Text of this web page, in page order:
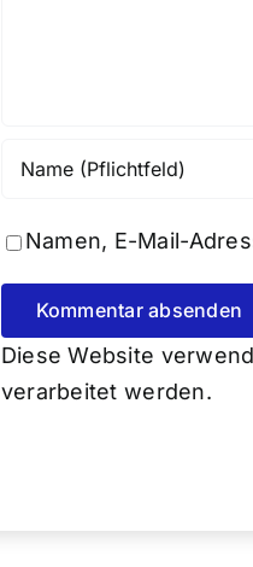
Namen, E-Mail-
Diese Website
verarbeitet werden.